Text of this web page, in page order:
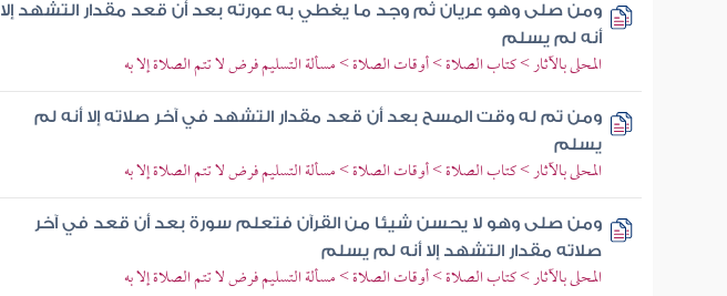
ومن صلى وهو عريان ثم وجد ما يغطي به عورته بعد أن قعد مقدار التشهد إلا
أنه لم يسلم
المحلى بالآثار > كتاب الصلاة > أوقات الصلاة > مسألة التسليم فرض لا تتم الصلاة إلا به
ومن تم له وقت المسح بعد أن قعد مقدار التشهد في آخر صلاته إلا أنه لم
يسلم
المحلى بالآثار > كتاب الصلاة > أوقات الصلاة > مسألة التسليم فرض لا تتم الصلاة إلا به
ومن صلى وهو لا يحسن شيئا من القرآن فتعلم سورة بعد أن قعد في آخر
صلاته مقدار التشهد إلا أنه لم يسلم
المحلى بالآثار > كتاب الصلاة > أوقات الصلاة > مسألة التسليم فرض لا تتم الصلاة إلا به